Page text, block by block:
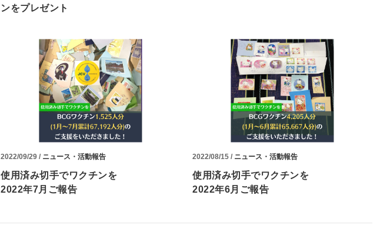
ンをプレゼント
2022/09/29 / ニュース・活動報告
使用済み切手でワクチンを
2022年7月ご報告
2022/08/15 / ニュース・活動報告
使用済み切手でワクチンを
2022年6月ご報告